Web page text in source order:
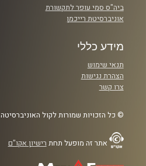
ביה"ס סמי עופר לתקשורת
אוניברסיטת רייכמן
מידע כללי
תנאי שימוש
הצהרת נגישות
צרו קשר
© כל הזכויות שמורות לקול האוניברסיטה
אתר זה מופעל תחת רישיון אקו"ם